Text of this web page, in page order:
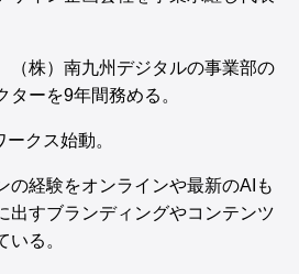
（株）南九州デジタルの事業部の
ターを9年間務める。
クス始動。
の経験をオンラインや最新のAIも
出すブランディングやコンテンツ
る。